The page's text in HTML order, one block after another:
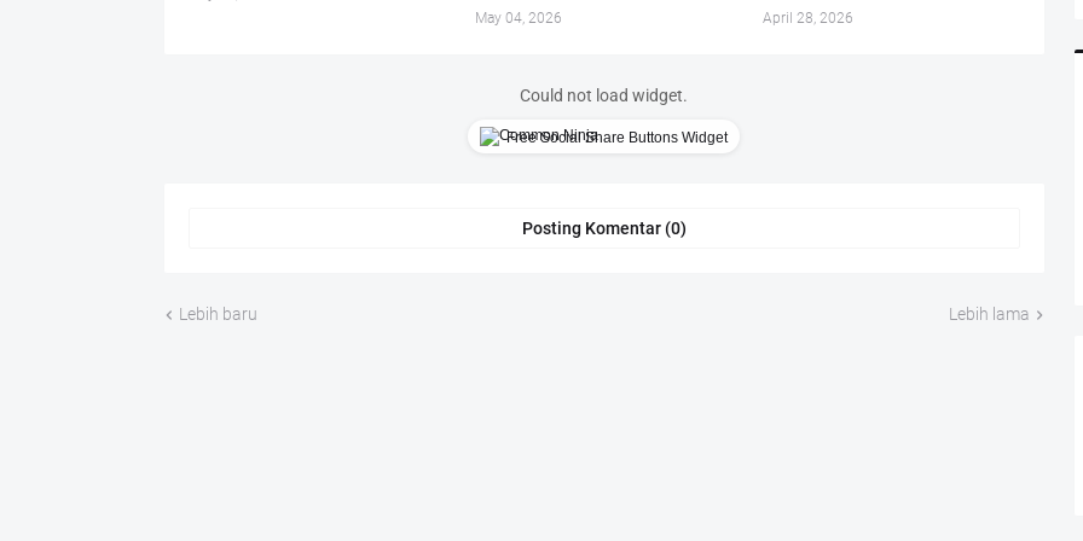
May 04, 2026 April 28, 2026
Could not load widget.
Free Social Share Buttons Widget
Posting Komentar (0)
Lebih baru Lebih lama